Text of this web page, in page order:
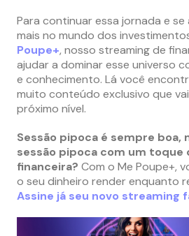
Para continuar essa jornada e
mais no mundo dos
Poupe+, nosso streaming de
ajudar a dominar esse universo
e conhecimento. Lá você
muito conteúdo exclusivo que
próximo nível.
Sessão pipoca é sempre boa,
sessão pipoca com um toque
financeira? Com o Me Poupe+,
o seu dinheiro render enquanto
Assine já seu novo streaming